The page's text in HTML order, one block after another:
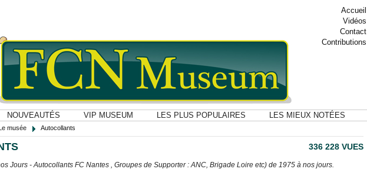
Accueil
Vidéos
Contact
Contributions
NOUVEAUTÉS VIP MUSEUM LES PLUS POPULAIRES LES MIEUX NOTÉES
musée Autocollants
336 228 VUES
Jours - Autocollants FC Nantes , Groupes de Supporter : ANC, Brigade Loire etc) de 1975 à nos jours.